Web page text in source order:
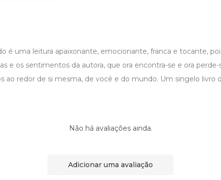
é uma leitura apaixonante, emocionante, franca e tocante,
e os sentimentos da autora, que ora encontra-se e ora
ao redor de si mesma, de você e do mundo. Um singelo livro
Não há avaliações ainda.
Adicionar uma avaliação